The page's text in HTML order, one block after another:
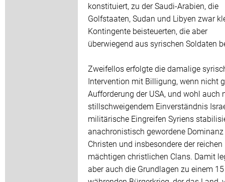
konstituiert, zu der Saudi-Arabien, die
Golfstaaten, Sudan und Libyen zwar
Kontingente beisteuerten, die aber
überwiegend aus syrischen Soldaten
Zweifellos erfolgte die damalige
Intervention mit Billigung, wenn nicht
Aufforderung der USA, und wohl auch
stillschweigendem Einverständnis
militärische Eingreifen Syriens
anachronistisch gewordene Dominanz
Christen und insbesondere der reichen
mächtigen christlichen Clans. Damit
aber auch die Grundlagen zu einem